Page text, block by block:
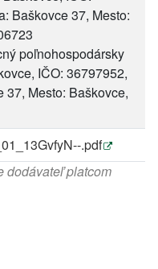
Baškovce 37, Mesto:
poľnohospodársky
IČO: 36797952,
37, Mesto: Baškovce,
.pdf
dodávateľ platcom